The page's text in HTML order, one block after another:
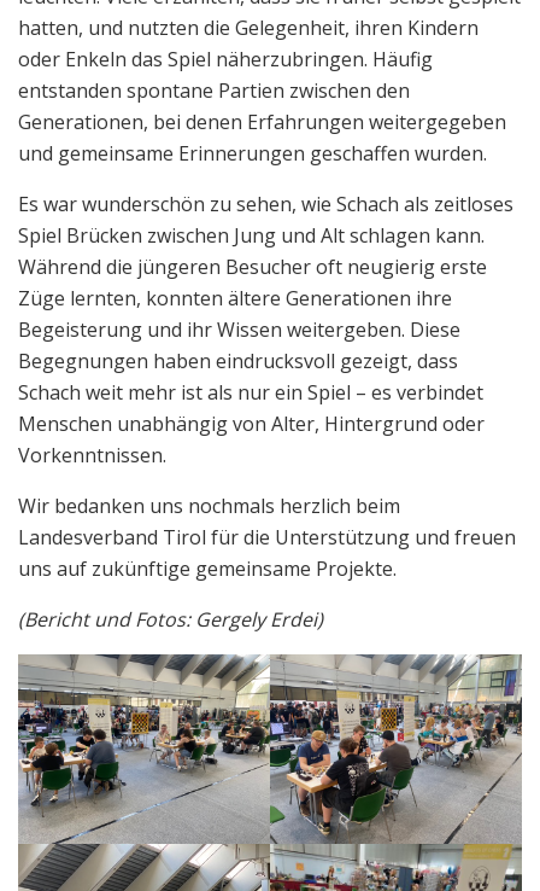
hatten, und nutzten die Gelegenheit, ihren Kindern
oder Enkeln das Spiel näherzubringen. Häufig
entstanden spontane Partien zwischen den
Generationen, bei denen Erfahrungen weitergegeben
und gemeinsame Erinnerungen geschaffen wurden.
Es war wunderschön zu sehen, wie Schach als zeitloses
Spiel Brücken zwischen Jung und Alt schlagen kann.
Während die jüngeren Besucher oft neugierig erste
Züge lernten, konnten ältere Generationen ihre
Begeisterung und ihr Wissen weitergeben. Diese
Begegnungen haben eindrucksvoll gezeigt, dass
Schach weit mehr ist als nur ein Spiel – es verbindet
Menschen unabhängig von Alter, Hintergrund oder
Vorkenntnissen.
Wir bedanken uns nochmals herzlich beim
Landesverband Tirol für die Unterstützung und freuen
uns auf zukünftige gemeinsame Projekte.
(Bericht und Fotos: Gergely Erdei)